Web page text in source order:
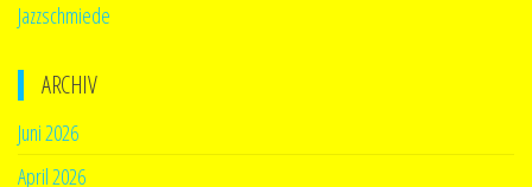
Jazzschmiede
ARCHIV
Juni 2026
April 2026